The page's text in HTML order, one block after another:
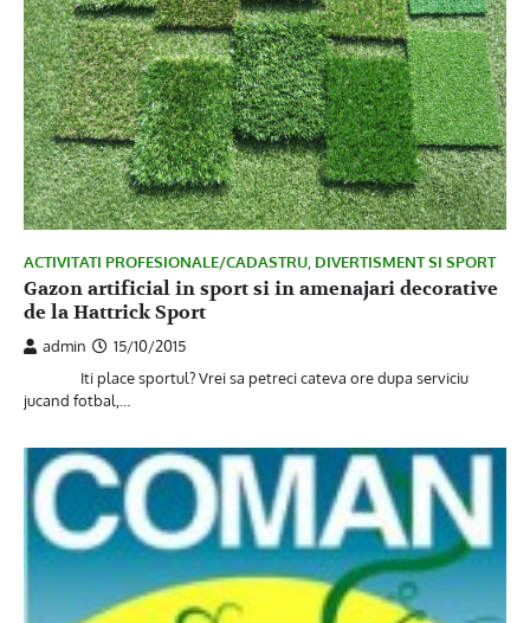
ACTIVITATI PROFESIONALE/CADASTRU DIVERTISMENT SI SPORT
Gazon artificial in sport si in amenajari decorative
de la Hattrick Sport
admin
15/10/2015
Iti place sportul? Vrei sa petreci cateva ore dupa serviciu
jucand fotbal,…